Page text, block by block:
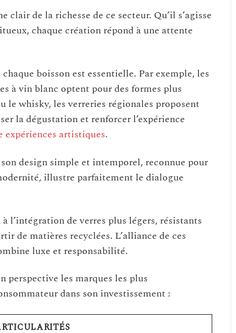
de la richesse de ce secteur. Qu’il s’agisse
chaque création répond à une attente
boisson est essentielle. Par exemple, les
à vin blanc optent pour des formes plus
le whisky, les verreries régionales proposent
la dégustation et renforcer l’expérience
expériences artistiques.
design simple et intemporel, reconnue pour
illustre parfaitement le dialogue
l’intégration de verres plus légers, résistants
de matières recyclées. L’alliance de ces
luxe et responsabilité.
perspective les marques les plus
dans son investissement :